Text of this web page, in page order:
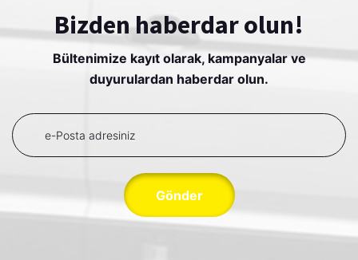
Bizden haberdar olun!
Bültenimize kayıt olarak, kampanyalar ve
duyurulardan haberdar olun.
Gönder